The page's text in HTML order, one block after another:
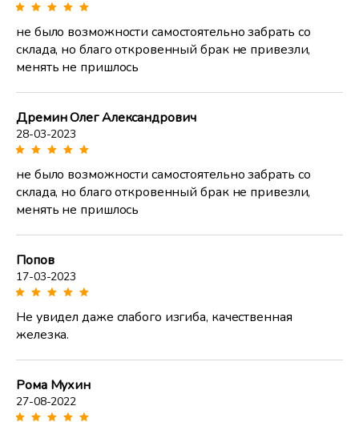
не было возможности самостоятельно забрать со
склада, но благо откровенный брак не привезли,
менять не пришлось
Дремин Олег Александрович
28-03-2023
не было возможности самостоятельно забрать со
склада, но благо откровенный брак не привезли,
менять не пришлось
Попов
17-03-2023
Не увидел даже слабого изгиба, качественная
железка.
Рома Мухин
27-08-2022